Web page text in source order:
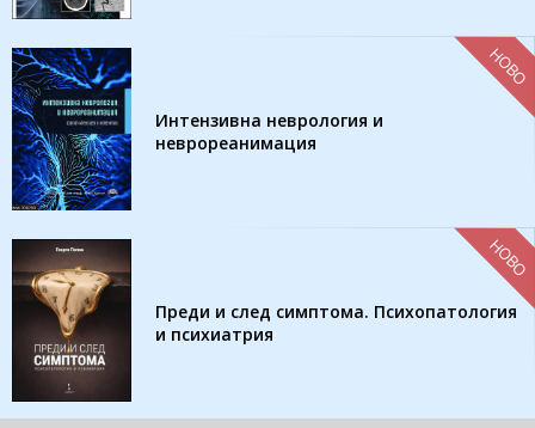
Интензивна неврология и
неврореанимация
НОВО
Преди и след симптома. Психопатология
и психиатрия
НОВО